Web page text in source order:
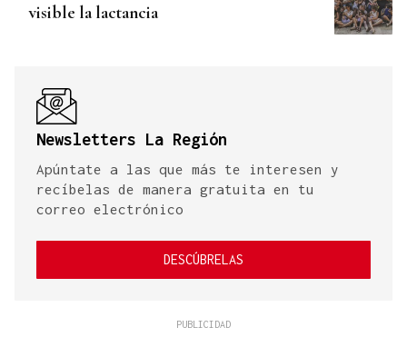
visible la lactancia
Newsletters La Región
Apúntate a las que más te interesen y
recíbelas de manera gratuita en tu
correo electrónico
DESCÚBRELAS